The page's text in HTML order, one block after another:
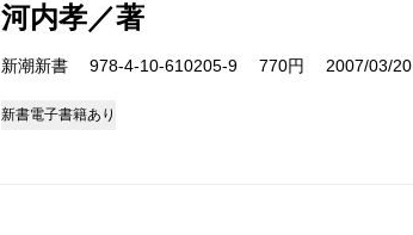
河内孝／著
新潮新書 978-4-10-610205-9 770円 2007/03/20
新書電子書籍あり